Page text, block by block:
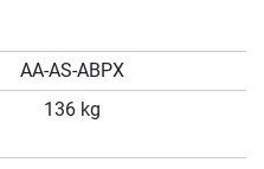
AA-AS-ABPX
136 kg